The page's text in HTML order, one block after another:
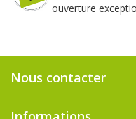
ouverture
Nous contacter